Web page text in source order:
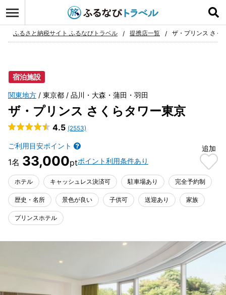
お気に入り
ふるさと納税サイト ふるなびトラベル 提携店一覧 ザ・プリンス さく
宿泊施設
関東地方 東京都 品川・大森・蒲田・羽田
ザ・プリンス さくらタワー東京
4.5 (2553)
ご利用目安ポイント
33,000 ポイント利用条件あり
追加
ホテル キャッシュレス決済可 駐車場あり 完全予約制
歴史・名所 景色が良い 子供可 送迎あり 家族
プリンスホテル